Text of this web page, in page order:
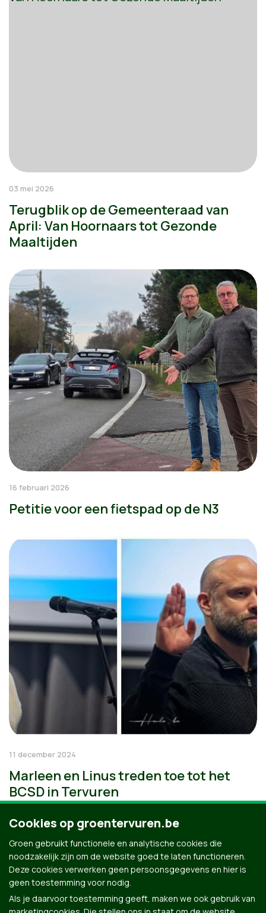
03 mei 2026
Terugblik op de Gemeenteraad van
April: Van Hoornaars tot Gezonde
Maaltijden
16 februari 2026
Petitie voor een fietspad op de N3
11 december 2024
Marleen en Linus treden toe tot het
BCSD in Tervuren
Cookies op groentervuren.be
Groen gebruikt functionele en analytische cookies die
noodzakelijk zijn om de website goed te laten functioneren.
Deze cookies verwerken geen persoonsgegevens en hier is
geen toestemming voor nodig.
Als je daarvoor toestemming geeft, maken we ook gebruik van